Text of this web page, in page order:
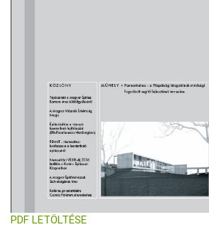
PDF LETÖLTÉSE